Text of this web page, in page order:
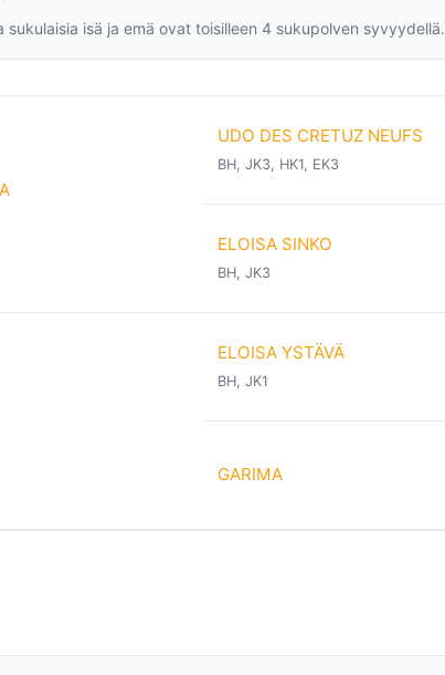
sukulaisia isä ja emä ovat toisilleen 4 sukupolven syvyydellä.
UDO DES CRETUZ NEUFS
BH, JK3, HK1, EK3
ELOISA SINKO
BH, JK3
ELOISA YSTÄVÄ
BH, JK1
GARIMA